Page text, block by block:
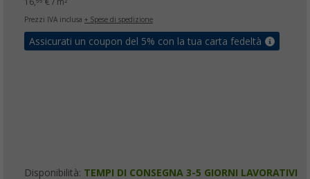
16, € / m²
Prezzi IVA inclusa + Spese di spedizione
Assicurati un coupon del 5% con la tua carta fedeltà
Disponibilità: TEMPI DI CONSEGNA 3-5 GIORNI LAVORATIVI